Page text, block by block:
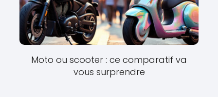
Moto ou scooter : ce comparatif va
vous surprendre